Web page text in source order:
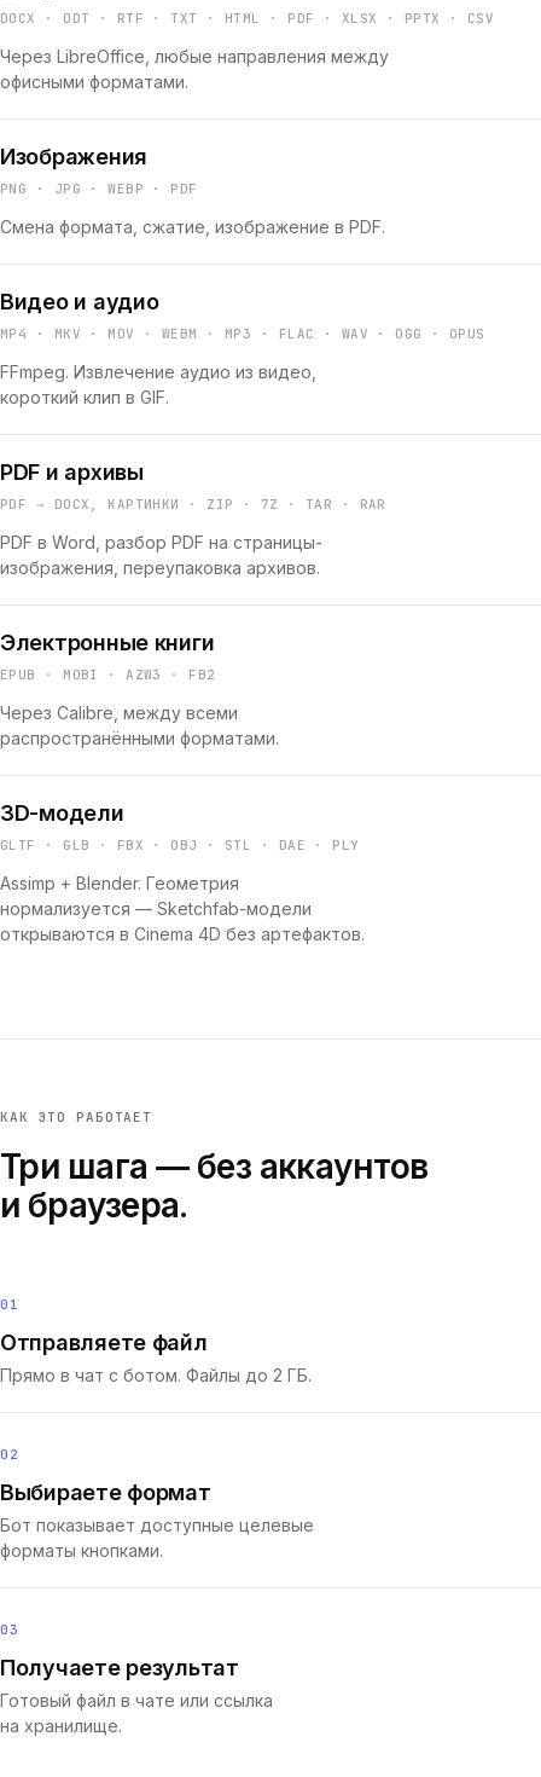
DOCX · ODT · RTF · TXT · HTML · PDF · XLSX · PPTX · CSV
Через LibreOffice, любые направления между
офисными форматами.
Изображения
PNG · JPG · WEBP · PDF
Смена формата, сжатие, изображение в PDF.
Видео и аудио
MP4 · MKV · MOV · WEBM · MP3 · FLAC · WAV · OGG · OPUS
FFmpeg. Извлечение аудио из видео,
короткий клип в GIF.
PDF и архивы
PDF → DOCX, КАРТИНКИ · ZIP · 7Z · TAR · RAR
PDF в Word, разбор PDF на страницы-
изображения, переупаковка архивов.
Электронные книги
EPUB · MOBI · AZW3 · FB2
Через Calibre, между всеми
распространёнными форматами.
3D-модели
GLTF · GLB · FBX · OBJ · STL · DAE · PLY
Assimp + Blender. Геометрия
нормализуется — Sketchfab-модели
открываются в Cinema 4D без артефактов.
КАК ЭТО РАБОТАЕТ
Три шага — без аккаунтов
и браузера.
01
Отправляете файл
Прямо в чат с ботом. Файлы до 2 ГБ.
02
Выбираете формат
Бот показывает доступные целевые
форматы кнопками.
03
Получаете результат
Готовый файл в чате или ссылка
на хранилище.